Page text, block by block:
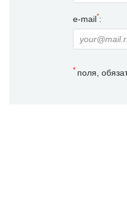
e-mail*:
* поля,